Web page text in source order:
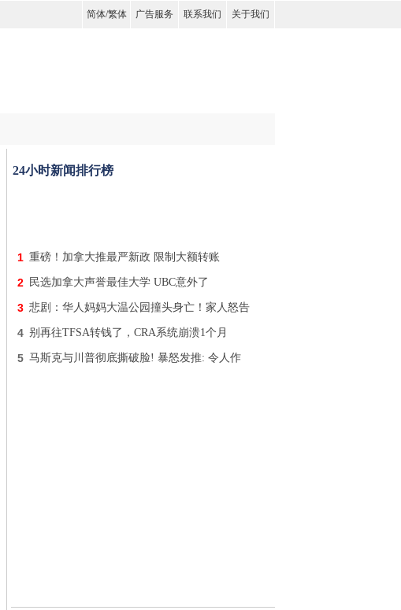
简体/繁体 广告服务 联系我们 关于我们
24小时新闻排行榜
1 重磅！加拿大推最严新政 限制大额转账
2 民选加拿大声誉最佳大学 UBC意外了
3 悲剧：华人妈妈大温公园撞头身亡！家人怒告
4 别再往TFSA转钱了，CRA系统崩溃1个月
5 马斯克与川普彻底撕破脸! 暴怒发推: 令人作